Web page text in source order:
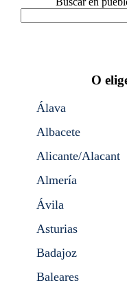
O
Álava
Albacete
Alicante/Alacant
Almería
Ávila
Asturias
Badajoz
Baleares